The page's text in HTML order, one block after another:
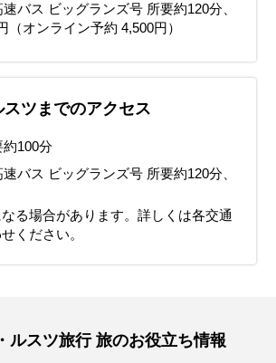
バス ビッグランズ号 所要約120分、
（オンライン予約 4,500円）
ツまでのアクセス
100分
バス ビッグランズ号 所要約120分、
る場合があります。詳しくは各交通
ください。
ルスツ旅行 旅のお役立ち情報